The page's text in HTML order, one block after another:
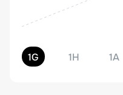
1G 1H 1A